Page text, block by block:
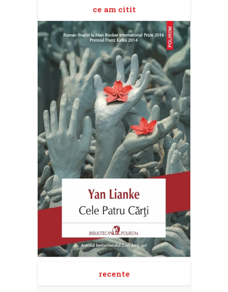
ce am citit
recente